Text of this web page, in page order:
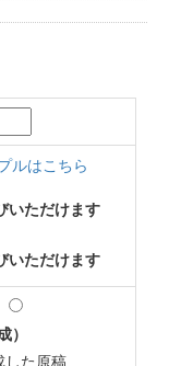
ルはこちら
ただけます
ただけます
）
した原稿